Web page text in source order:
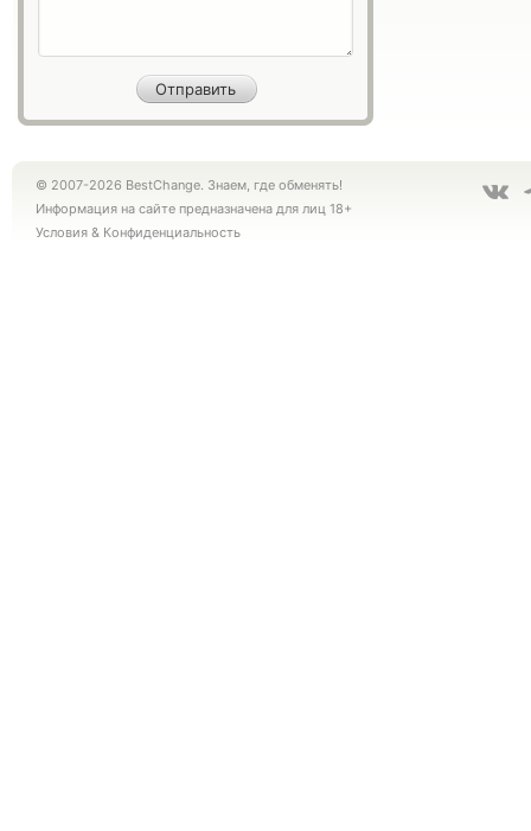
© 2007-2026 BestChange. Знаем, где обменять!
Информация на сайте предназначена для лиц 18+
Условия & Конфиденциальность